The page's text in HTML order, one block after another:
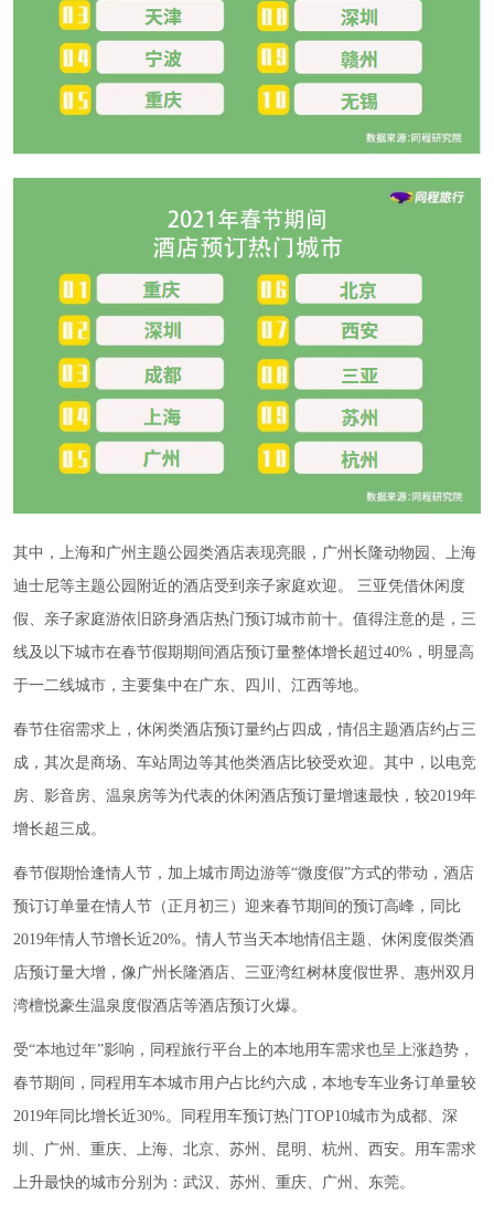
其中，上海和广州主题公园类酒店表现亮眼，广州长隆动物园、上海
迪士尼等主题公园附近的酒店受到亲子家庭欢迎。 三亚凭借休闲度
假、亲子家庭游依旧跻身酒店热门预订城市前十。值得注意的是，三
线及以下城市在春节假期期间酒店预订量整体增长超过40%，明显高
于一二线城市，主要集中在广东、四川、江西等地。
春节住宿需求上，休闲类酒店预订量约占四成，情侣主题酒店约占三
成，其次是商场、车站周边等其他类酒店比较受欢迎。其中，以电竞
房、影音房、温泉房等为代表的休闲酒店预订量增速最快，较2019年
增长超三成。
春节假期恰逢情人节，加上城市周边游等“微度假”方式的带动，酒店
预订订单量在情人节（正月初三）迎来春节期间的预订高峰，同比
2019年情人节增长近20%。情人节当天本地情侣主题、休闲度假类酒
店预订量大增，像广州长隆酒店、三亚湾红树林度假世界、惠州双月
湾檀悦豪生温泉度假酒店等酒店预订火爆。
受“本地过年”影响，同程旅行平台上的本地用车需求也呈上涨趋势，
春节期间，同程用车本城市用户占比约六成，本地专车业务订单量较
2019年同比增长近30%。同程用车预订热门TOP10城市为成都、深
圳、广州、重庆、上海、北京、苏州、昆明、杭州、西安。用车需求
上升最快的城市分别为：武汉、苏州、重庆、广州、东莞。